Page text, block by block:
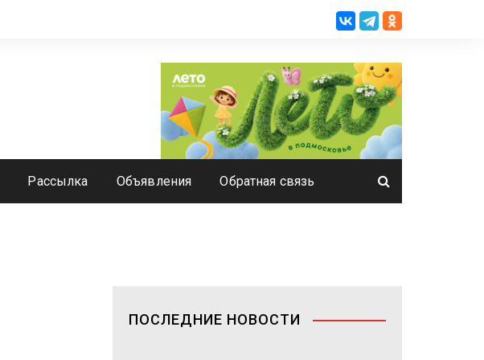
Рассылка Объявления Обратная связь
ПОСЛЕДНИЕ НОВОСТИ